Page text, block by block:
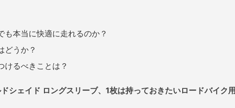
も本当に快適に走れるのか？
どうか？
けるべきことは？
シェイド ロングスリーブ、1枚は持っておきたいロードバイク用